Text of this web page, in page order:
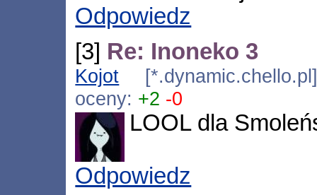
Odpowiedz
[3] Re: Inoneko 3
Kojot
oceny: +2 -0
LOOL dla
Odpowiedz